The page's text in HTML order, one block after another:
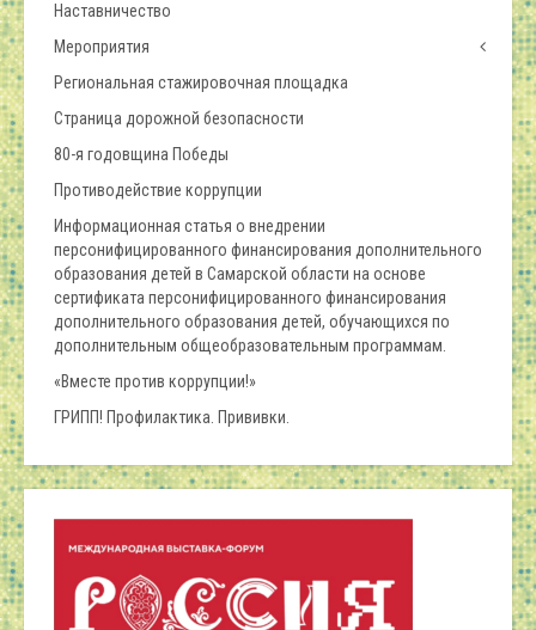
Наставничество
Мероприятия
Региональная стажировочная площадка
Страница дорожной безопасности
80-я годовщина Победы
Противодействие коррупции
Информационная статья о внедрении
персонифицированного финансирования дополнительного
образования детей в Самарской области на основе
сертификата персонифицированного финансирования
дополнительного образования детей, обучающихся по
дополнительным общеобразовательным программам.
«Вместе против коррупции!»
ГРИПП! Профилактика. Прививки.